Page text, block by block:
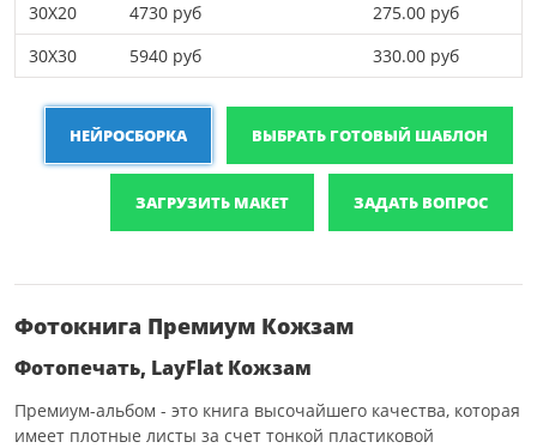
30X20
4730 руб
275.00 руб
30X30
5940 руб 330.00 руб
НЕЙРОСБОРКА ВЫБРАТЬ ГОТОВЫЙ ШАБЛОН
ЗАГРУЗИТЬ МАКЕТ ЗАДАТЬ ВОПРОС
Фотокнига Премиум Кожзам
Фотопечать, LayFlat Кожзам
Премиум-альбом - это книга высочайшего качества, которая
имеет плотные листы за счет тонкой пластиковой